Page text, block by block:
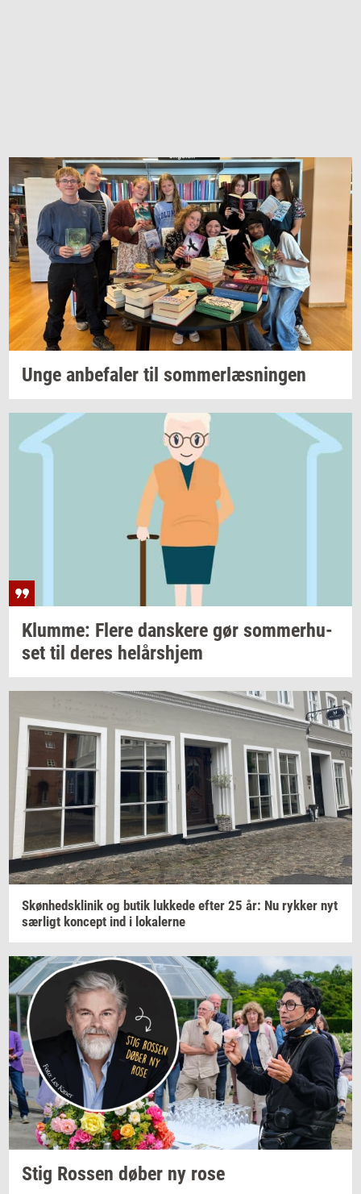
Unge an­be­fa­ler til som­mer­læs­nin­gen
Klum­me: Flere dan­ske­re gør som­mer­hu­
set til deres helårs­hjem
Skøn­heds­kli­nik og butik luk­ke­de efter 25 år: Nu ryk­ker nyt
sær­ligt kon­cept ind i lo­ka­ler­ne
Stig Ros­sen døber ny rose